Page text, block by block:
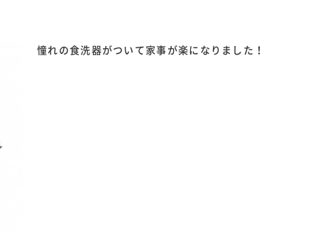
憧れの食洗器がついて家事が楽になりました！